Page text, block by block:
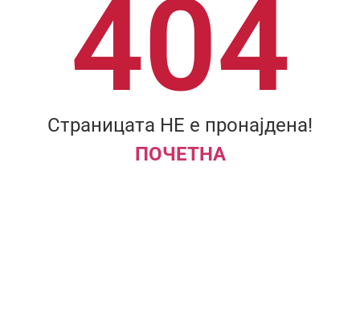
404
Страницата НЕ е пронајдена!
ПОЧЕТНА